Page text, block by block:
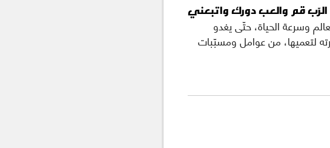
الرّب قم والعب دورك واتبعني
وسرعة الحياة، حتّى يغدو
لتعميها، من عوامل ومسبّبات